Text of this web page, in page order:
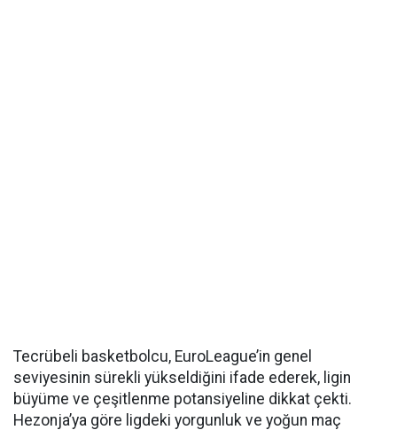
Tecrübeli basketbolcu, EuroLeague’in genel
seviyesinin sürekli yükseldiğini ifade ederek, ligin
büyüme ve çeşitlenme potansiyeline dikkat çekti.
Hezonja’ya göre ligdeki yorgunluk ve yoğun maç